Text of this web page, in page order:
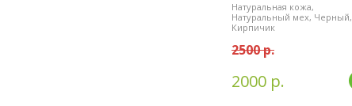
Натуральная кожа,
Натуральный мех, Черный,
Кирпичик
2500 р.
2000 р.